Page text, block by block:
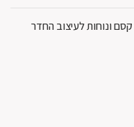
ונוחות לעיצוב החדר